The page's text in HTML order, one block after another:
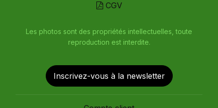
CGV
Les photos sont des propriétés intellectuelles, toute
reproduction est interdite.
Inscrivez-vous à la newsletter